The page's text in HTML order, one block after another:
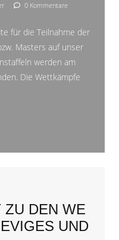
0 Kommentare
für die Teilnahme der
Masters auf unser
werden am
Die Wettkämpfe
2025 (29.11 +
ZU DEN WE
UND